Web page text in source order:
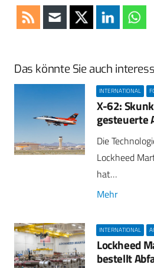
Das könnte Sie auch
INTERNATIONAL
X-62:
gesteuerte
Die
Lockheed
hat…
Mehr
INTERNATIONAL
Lockheed
bestellt